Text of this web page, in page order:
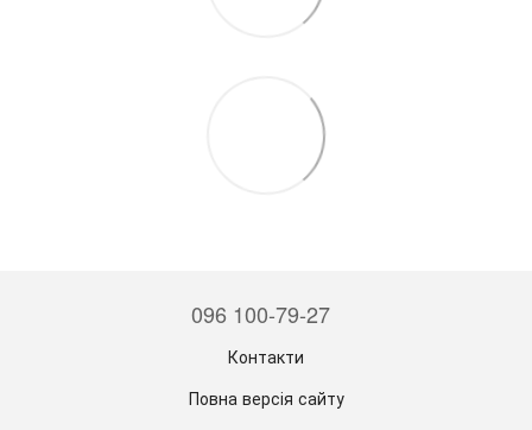
096 100-79-27
Контакти
Повна версія сайту